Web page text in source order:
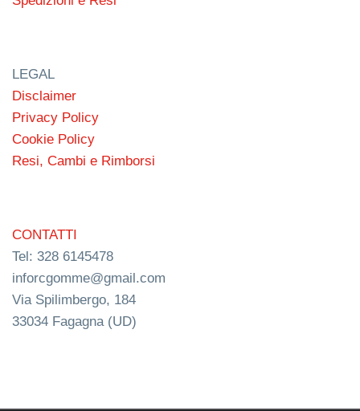
LEGAL
Disclaimer
Privacy Policy
Cookie Policy
Resi, Cambi e Rimborsi
CONTATTI
Tel: 328 6145478
inforcgomme@gmail.com
Via Spilimbergo, 184
33034 Fagagna (UD)